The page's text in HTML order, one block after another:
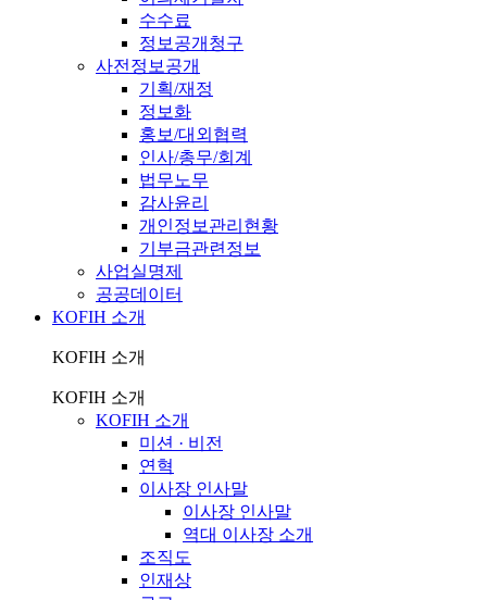
수수료
정보공개청구
사전정보공개
기획/재정
정보화
홍보/대외협력
인사/총무/회계
법무노무
감사윤리
개인정보관리현황
기부금관련정보
사업실명제
공공데이터
KOFIH 소개
KOFIH 소개
KOFIH 소개
KOFIH 소개
미션 · 비전
연혁
이사장 인사말
이사장 인사말
역대 이사장 소개
조직도
인재상